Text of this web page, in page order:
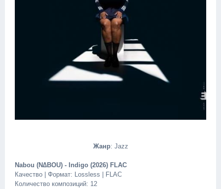
Жанр: Jazz
Nabou (N∆BOU) - Indigo (2026) FLAC
Качество | Формат: Lossless | FLAC
Количество композиций: 12